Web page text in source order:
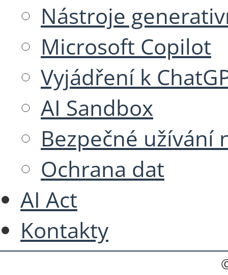
Nástroje
Microsoft Copilot
Vyjádření k
AI Sandbox
Bezpečné užívání
Ochrana dat
AI Act
Kontakty